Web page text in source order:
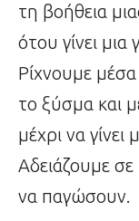
τη βοήθεια
ότου γίνει μια
Ρίχνουμε
το ξύσμα και
μέχρι να γίνει
Αδειάζουμε
να παγώσουν.